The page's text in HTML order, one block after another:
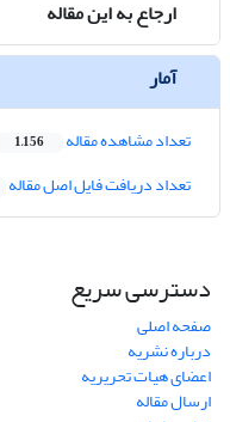
ارجاع به این مقاله
آمار
تعداد مشاهده مقاله 1,156
تعداد دریافت فایل اصل مقاله
دسترسی سریع
صفحه اصلی
درباره نشریه
اعضای هیات تحریریه
ارسال مقاله